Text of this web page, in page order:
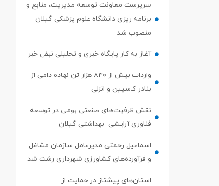
سرپرست معاونت توسعه مدیریت، منابع و
برنامه ریزی دانشگاه علوم پزشکی گیلان
منصوب شد
آغاز به کار پایگاه خبری و تحلیلی نبض خبر
واردات بیش از ۸۴۰ هزار تن نهاده دامی از
بنادر كاسپین و انزلی
نقش ظرفیت‌های صنعتی بومی در توسعه
فناوری آرایشی–بهداشتی گیلان
اسماعیل رحمتی مدیرعامل سازمان مشاغل
و فرآورده‌های کشاورزی شهرداری رشت شد
استان‌های پیشتاز در حمایت از